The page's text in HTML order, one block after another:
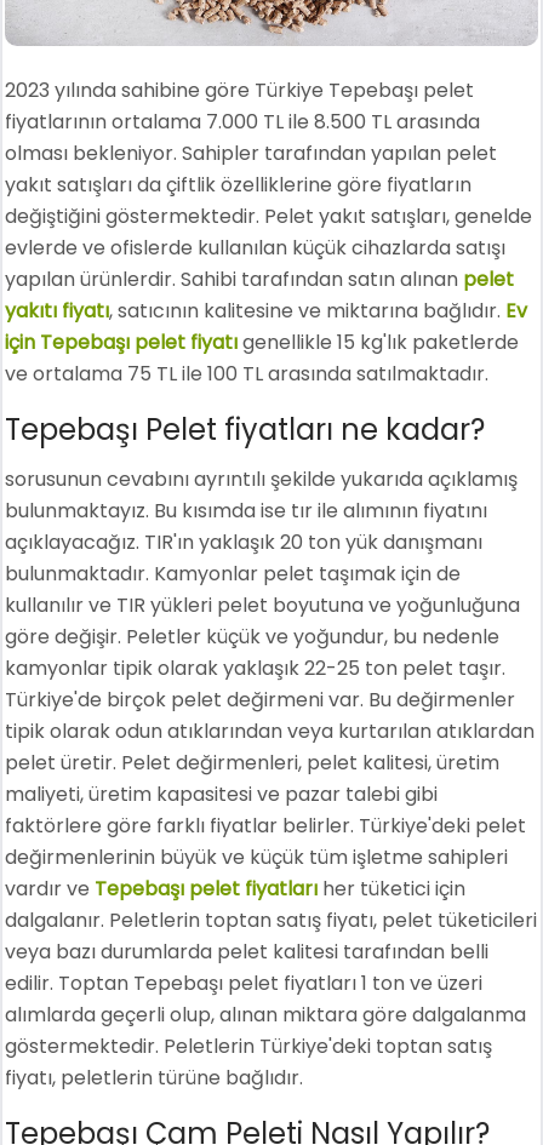
2023 yılında sahibine göre Türkiye Tepebaşı pelet
fiyatlarının ortalama 7.000 TL ile 8.500 TL arasında
olması bekleniyor. Sahipler tarafından yapılan pelet
yakıt satışları da çiftlik özelliklerine göre fiyatların
değiştiğini göstermektedir. Pelet yakıt satışları, genelde
evlerde ve ofislerde kullanılan küçük cihazlarda satışı
yapılan ürünlerdir. Sahibi tarafından satın alınan pelet
yakıtı fiyatı, satıcının kalitesine ve miktarına bağlıdır. Ev
için Tepebaşı pelet fiyatıgenellikle 15 kg'lık paketlerde
ve ortalama 75 TL ile 100 TL arasında satılmaktadır.
Tepebaşı Pelet fiyatları ne kadar?
sorusunun cevabını ayrıntılı şekilde yukarıda açıklamış
bulunmaktayız. Bu kısımda ise tır ile alımının fiyatını
açıklayacağız. TIR'ın yaklaşık 20 ton yük danışmanı
bulunmaktadır. Kamyonlar pelet taşımak için de
kullanılır ve TIR yükleri pelet boyutuna ve yoğunluğuna
göre değişir. Peletler küçük ve yoğundur, bu nedenle
kamyonlar tipik olarak yaklaşık 22-25 ton pelet taşır.
Türkiye'de birçok pelet değirmeni var. Bu değirmenler
tipik olarak odun atıklarından veya kurtarılan atıklardan
pelet üretir. Pelet değirmenleri, pelet kalitesi, üretim
maliyeti, üretim kapasitesi ve pazar talebi gibi
faktörlere göre farklı fiyatlar belirler. Türkiye'deki pelet
değirmenlerinin büyük ve küçük tüm işletme sahipleri
vardır ve Tepebaşı pelet fiyatları her tüketici için
dalgalanır. Peletlerin toptan satış fiyatı, pelet tüketicileri
veya bazı durumlarda pelet kalitesi tarafından belli
edilir. Toptan Tepebaşı pelet fiyatları 1 ton ve üzeri
alımlarda geçerli olup, alınan miktara göre dalgalanma
göstermektedir. Peletlerin Türkiye'deki toptan satış
fiyatı, peletlerin türüne bağlıdır.
Tepebaşı Çam Peleti Nasıl Yapılır?